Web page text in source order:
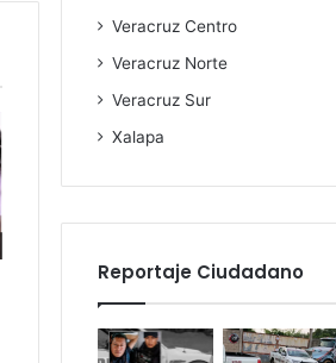
Veracruz Centro
Veracruz Norte
Veracruz Sur
Xalapa
Reportaje Ciudadano